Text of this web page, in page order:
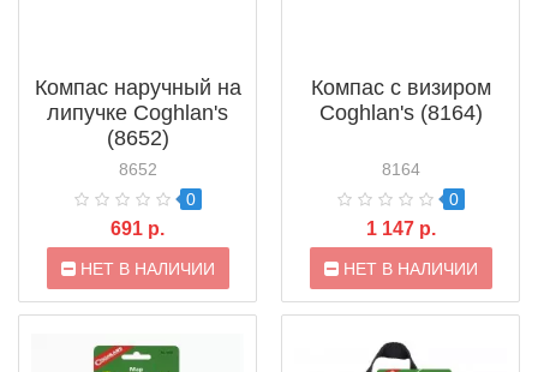
Компас наручный на
липучке Coghlan's
(8652)
8652
0
691 р.
НЕТ В НАЛИЧИИ
Компас с визиром
Coghlan's (8164)
8164
0
1 147 р.
НЕТ В НАЛИЧИИ